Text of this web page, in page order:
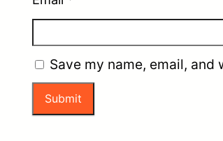
Save my name, email,